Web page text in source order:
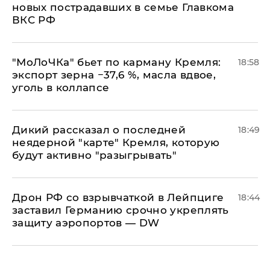
новых пострадавших в семье Главкома
ВКС РФ
​"МоЛоЧКа" бьет по карману Кремля:
экспорт зерна −37,6 %, масла вдвое,
уголь в коллапсе
18:58
Дикий рассказал о последней
неядерной "карте" Кремля, которую
будут активно "разыгрывать"
18:49
​Дрон РФ со взрывчаткой в Лейпциге
заставил Германию срочно укреплять
защиту аэропортов — DW
18:44